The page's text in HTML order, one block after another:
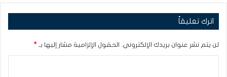
اترك تعليقاً
لن يتم نشر عنوان بريدك الإلكتروني. الحقول الإلزامية مشار إليها بـ *